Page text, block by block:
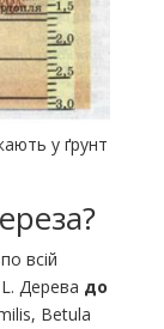
у ґрунт
всій
L. Дерева до
Betula